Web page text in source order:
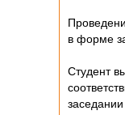
в форме
Студент